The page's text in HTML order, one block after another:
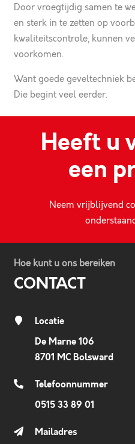
Door vroegtijdig samen te
en sterk in te zetten op
kwaliteitscontrole, kunnen
voorkomen.
Want goede geveltechniek
Die begint veel eerder.
Heeft u
een
Neem vrijblijvend
Hoe kunt u ons bereiken
CONTACT
Locatie
De Marne 106
8701 MC Bolsward
Telefoonnummer
0515 33 89 01
Mailadres